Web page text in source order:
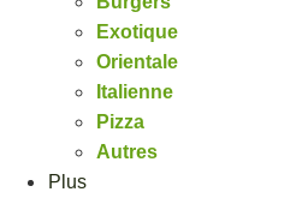
Exotique
Orientale
Italienne
Pizza
Autres
Plus